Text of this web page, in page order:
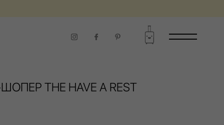
THE HAVE A REST